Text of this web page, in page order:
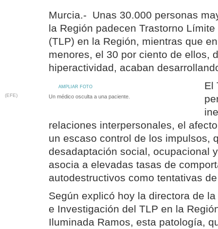
Murcia.- Unas 30.000 personas
la Región padecen Trastorno
(TLP) en la Región, mientras que
menores, el 30 por ciento de ellos,
hiperactividad, acaban
AMPLIAR FOTO
(EFE) Un médico osculta a una paciente.
El
relaciones interpersonales, el
un escaso control de los impulsos,
desadaptación social, ocupacional
asocia a elevadas tasas de
autodestructivos como tentativas
Según explicó hoy la directora de
e Investigación del TLP en la
Iluminada Ramos, esta patología,